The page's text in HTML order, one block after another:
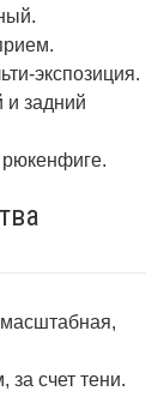
экспозиция.
и задний
за счет тени.